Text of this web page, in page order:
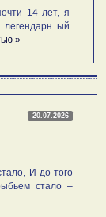
14 лет, я
ый
»
20.07.2026
И до того
стало –